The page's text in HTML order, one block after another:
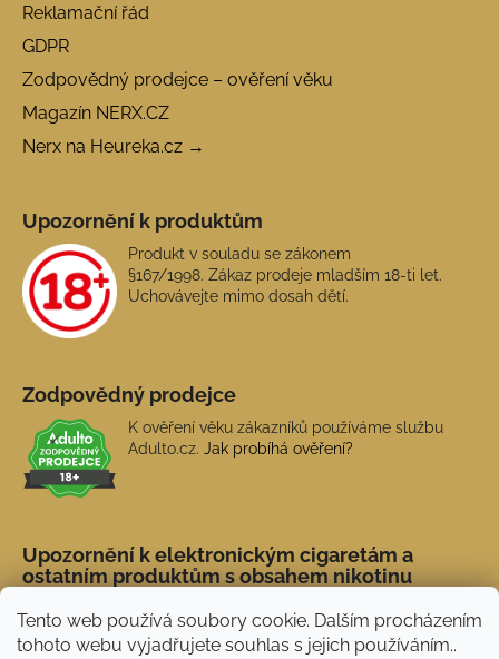
Tento web používá soubory cookie. Dalším procházením
tohoto webu vyjadřujete souhlas s jejich používáním..
Reklamační řád
GDPR
Zodpovědný prodejce – ověření věku
Magazín NERX.CZ
Nerx na Heureka.cz →
Upozornění k produktům
Produkt v souladu se zákonem
§167/1998. Zákaz prodeje mladším 18-ti let.
Uchovávejte mimo dosah dětí.
Zodpovědný prodejce
K ověření věku zákazníků používáme službu
Adulto.cz. Jak probíhá ověření?
Upozornění k elektronickým cigaretám a
ostatním produktům s obsahem nikotinu